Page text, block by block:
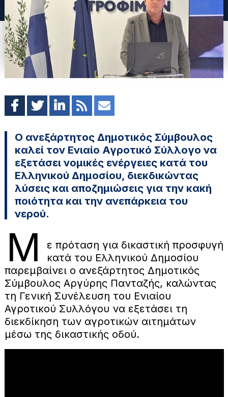
Ο ανεξάρτητος Δημοτικός Σύμβουλος
καλεί τον Ενιαίο Αγροτικό Σύλλογο να
εξετάσει νομικές ενέργειες κατά του
Ελληνικού Δημοσίου, διεκδικώντας
λύσεις και αποζημιώσεις για την κακή
ποιότητα και την ανεπάρκεια του
νερού.
Μ
ε πρόταση για δικαστική προσφυγή
κατά του Ελληνικού Δημοσίου
παρεμβαίνει ο ανεξάρτητος Δημοτικός
Σύμβουλος Αργύρης Πανταζής, καλώντας
τη Γενική Συνέλευση του Ενιαίου
Αγροτικού Συλλόγου να εξετάσει τη
διεκδίκηση των αγροτικών αιτημάτων
μέσω της δικαστικής οδού.